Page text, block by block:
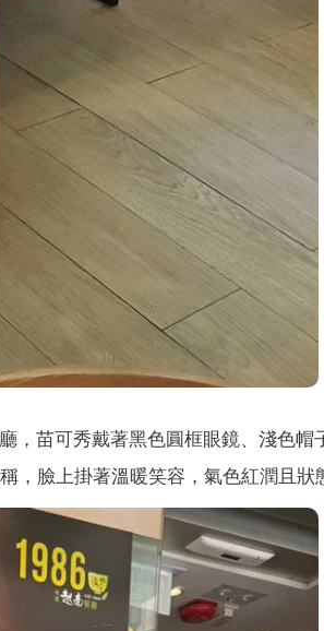
，苗可秀戴著黑色圓框眼鏡、淺色帽
，臉上掛著溫暖笑容，氣色紅潤且狀